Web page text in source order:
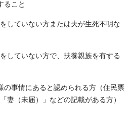
ること
していない方または夫が生死不明な
していない方で、扶養親族を有する
事情にあると認められる方（住民票
妻（未届）」などの記載がある方）